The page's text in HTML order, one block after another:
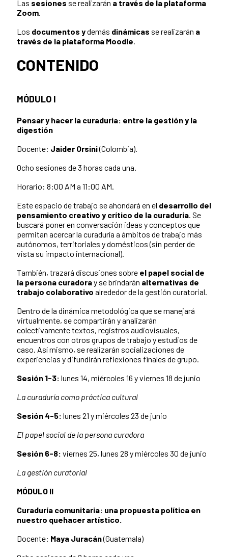
Las sesiones se realizarán a través de la plataforma
Zoom.
Los documentos ydemás dinámicas se realizarán a
través de la plataforma Moodle.
CONTENIDO
MÓDULO I
Pensar y hacer la curaduría: entre la gestión y la
digestión
Docente: Jaider Orsini(Colombia).
Ocho sesiones de 3 horas cada una.
Horario: 8:00 AM a 11:00 AM.
Este espacio de trabajo se ahondará en el desarrollo del
pensamiento creativo y crítico de la curaduría. Se
buscará poner en conversación ideas y conceptos que
permitan acercar la curaduría a ámbitos de trabajo más
autónomos, territoriales y domésticos (sin perder de
vista su impacto internacional).
También, trazará discusiones sobre el papel social de
la persona curadoray se brindarán alternativas de
trabajo colaborativo alrededor de la gestión curatorial.
Dentro de la dinámica metodológica que se manejará
virtualmente, se compartirán y analizarán
colectivamente textos, registros audiovisuales,
encuentros con otros grupos de trabajo y estudios de
caso. Así mismo, se realizarán socializaciones de
experiencias y difundirán reflexiones finales de grupo.
Sesión 1-3: lunes 14, miércoles 16 y viernes 18 de junio
La curaduría como práctica cultural
Sesión 4-5: lunes 21 y miércoles 23 de junio
El papel social de la persona curadora
Sesión 6-8: viernes 25, lunes 28 y miércoles 30 de junio
La gestión curatorial
MÓDULO II
Curaduría comunitaria: una propuesta política en
nuestro quehacer artístico.
Docente: Maya Juracán(Guatemala)